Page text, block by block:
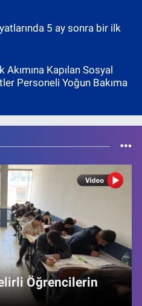
5 ay sonra bir ilk
Akımına Kapılan Sosyal
Personeli Yoğun Bakıma
Öğrencilerin